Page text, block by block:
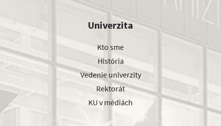
Univerzita
Kto sme
História
Vedenie univerzity
Rektorát
KU v médiách